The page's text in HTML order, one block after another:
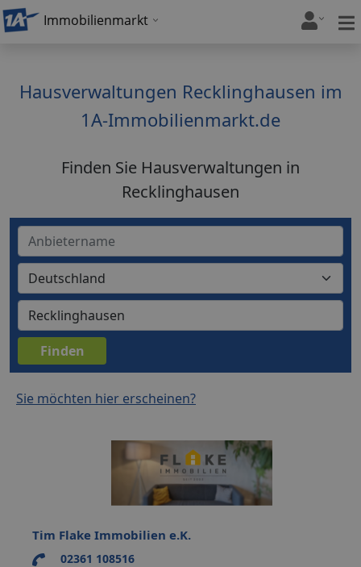
Immobilienmarkt
Hausverwaltungen Recklinghausen im
1A-Immobilienmarkt.de
Finden Sie Hausverwaltungen in
Recklinghausen
Sie möchten hier erscheinen?
Tim Flake Immobilien e.K.
02361 108516